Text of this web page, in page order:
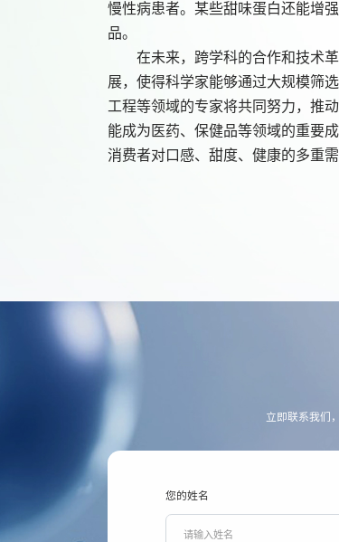
慢性病患者。某些甜味蛋白还能增
品。
在未来，跨学科的合作和技术
展，使得科学家能够通过大规模筛
工程等领域的专家将共同努力，推
能成为医药、保健品等领域的重要
消费者对口感、甜度、健康的多重需
立即联系我们
您的姓名